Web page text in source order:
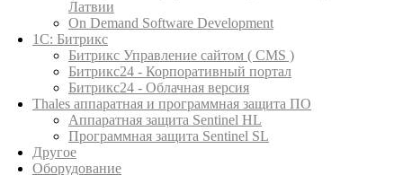
Латвии
On Demand Software Development
1С: Битрикс
Битрикс Управление сайтом ( CMS )
Битрикс24 - Корпоративный портал
Битрикс24 - Облачная версия
Thales аппаратная и программная защита ПО
Аппаратная защита Sentinel HL
Программная защита Sentinel SL
Другое
Оборудование